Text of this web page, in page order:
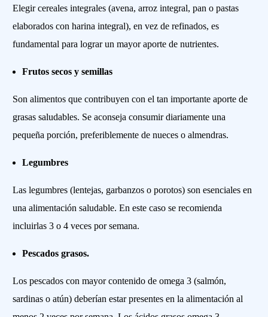
Elegir cereales integrales (avena, arroz integral, pan o pastas
elaborados con harina integral), en vez de refinados, es
fundamental para lograr un mayor aporte de nutrientes.
Frutos secos y semillas
Son alimentos que contribuyen con el tan importante aporte de
grasas saludables. Se aconseja consumir diariamente una
pequeña porción, preferiblemente de nueces o almendras.
Legumbres
Las legumbres (lentejas, garbanzos o porotos) son esenciales en
una alimentación saludable. En este caso se recomienda
incluirlas 3 o 4 veces por semana.
Pescados grasos.
Los pescados con mayor contenido de omega 3 (salmón,
sardinas o atún) deberían estar presentes en la alimentación al